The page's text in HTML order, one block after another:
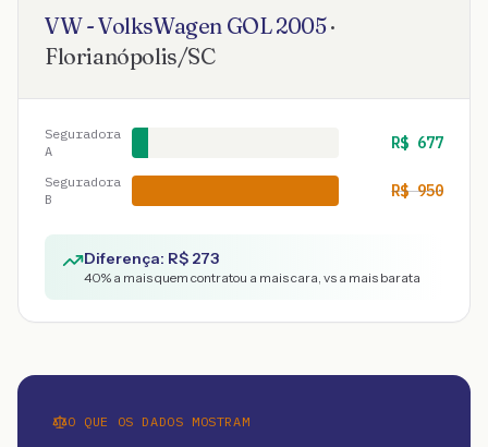
VW - VolksWagen GOL2005·
Florianópolis/SC
Seguradora
A
R$ 677
Seguradora
B
R$950
Diferença: R$ 273
40% a mais quem contratou a mais cara, vs a mais barata
O QUE OS DADOS MOSTRAM